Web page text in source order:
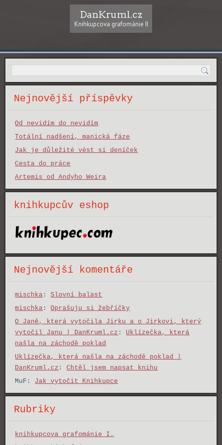
DanKruml.cz
Knihkupcova grafománie II
Nejnovější příspěvky
Od nevidím do nevidím
Totální nadšení, manická fáze
Jak je důležité vést si deníček
Cesta do práce
Artemis od Andyho Weira
knihkupcův eshop
Nejnovější komentáře
mischka :Slovní balast
mischka :Oprašuju si žebříčky
O Janě, která vytočila Jirku a o Jirkovi, který
vytočil Janu | DanKruml.cz : Uklízečka, která
našla na záchodě poklad
Uklízečka, která našla na záchodě poklad |
DanKruml.cz :Chtěl jsem napsat knihu
MuF : Jak vytočit Knihkupce
Rubriky
knihkupcova grafománie I.